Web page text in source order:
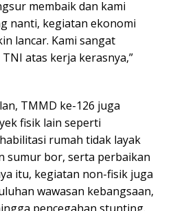
membaik dan kami
nanti, kegiatan ekonomi
lancar. Kami sangat
atas kerja kerasnya,”
TMMD ke-126 juga
fisik lain seperti
rumah tidak layak
sumur bor, serta perbaikan
itu, kegiatan non-fisik juga
wawasan kebangsaan,